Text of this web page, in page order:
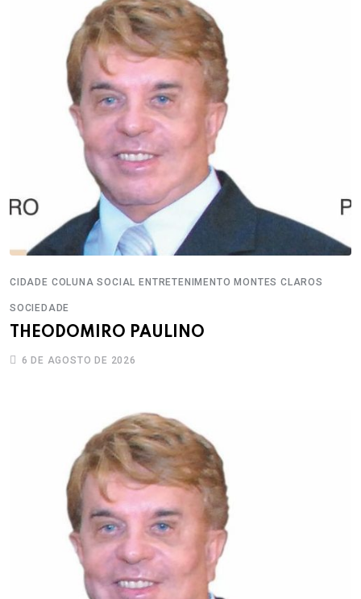
CIDADE COLUNA SOCIAL ENTRETENIMENTO MONTES CLAROS
SOCIEDADE
THEODOMIRO PAULINO
6 DE AGOSTO DE 2026